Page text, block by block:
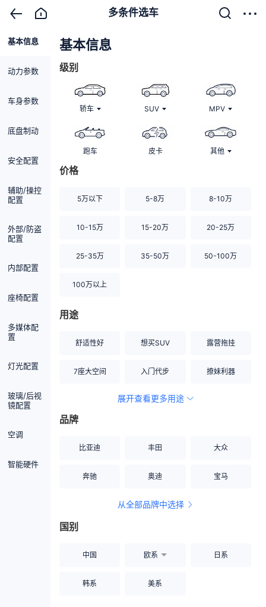
多条件选车
基本信息
动力参数
车身参数
底盘制动
安全配置
辅助/操控
配置
外部/防盗
配置
内部配置
座椅配置
多媒体配
置
灯光配置
玻璃/后视
镜配置
空调
智能硬件
基本信息
级别
轿车 SUV MPV
跑车 皮卡 其他
价格
5万以下 5-8万 8-10万
10-15万 15-20万 20-25万
25-35万 35-50万 50-100万
100万以上
用途
舒适性好 想买SUV 露营拖挂
7座大空间 入门代步 撩妹利器
空间宽敞
展开查看更多用途
品牌
比亚迪 丰田 大众
奔驰 奥迪 宝马
从全部品牌中选择
国别
中国 欧系 日系
韩系 美系